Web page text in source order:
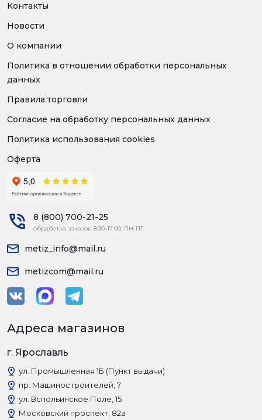
Контакты
Новости
О компании
Политика в отношении обработки персональных
данных
Правила торговли
Согласие на обработку персональных данных
Политика использования cookies
Оферта
8 (800) 700-21-25
обработка заказов 8:30-17:00, ПН-ПТ
metiz_info@mail.ru
metizcom@mail.ru
Адреса магазинов
г. Ярославль
ул. Промышленная 1Б (Пункт выдачи)
пр. Машиностроителей, 7
ул. Вспольинское Поле, 15
Московский проспект, 82а